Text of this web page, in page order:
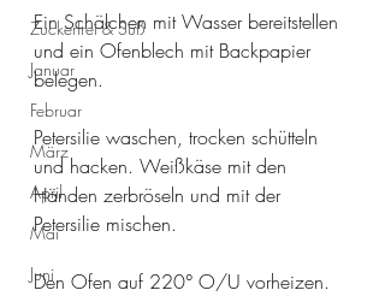
Zuckerfrei & Süß
Januar
Februar
März
April
Mai
Juni
Ein Schälchen mit Wasser bereitstellen
und ein Ofenblech mit Backpapier
belegen.
Petersilie waschen, trocken schütteln
und hacken. Weißkäse mit den
Händen zerbröseln und mit der
Petersilie mischen.
Den Ofen auf 220° O/U vorheizen.